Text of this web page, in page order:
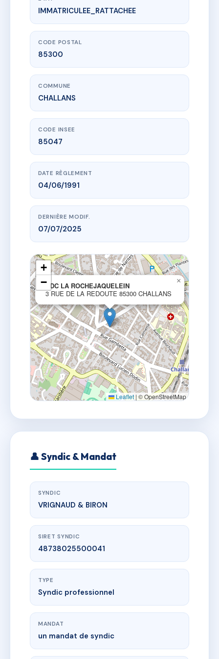
www.vme.plus/AC6485841
SDC LA ROCHEJAQUELEIN
3 Rue de la redoute
IMMATRICULEE_RATTACHEE
CODE POSTAL
85300
COMMUNE
CHALLANS
CODE INSEE
85047
DATE RÈGLEMENT
04/06/1991
DERNIÈRE MODIF.
07/07/2025
SDC LA ROCHEJAQUELEIN
3 RUE DE LA REDOUTE 85300 CHALLANS
×
+
−
Leaflet |© OpenStreetMap
👤 Syndic & Mandat
SYNDIC
VRIGNAUD & BIRON
SIRET SYNDIC
48738025500041
TYPE
Syndic professionnel
MANDAT
un mandat de syndic